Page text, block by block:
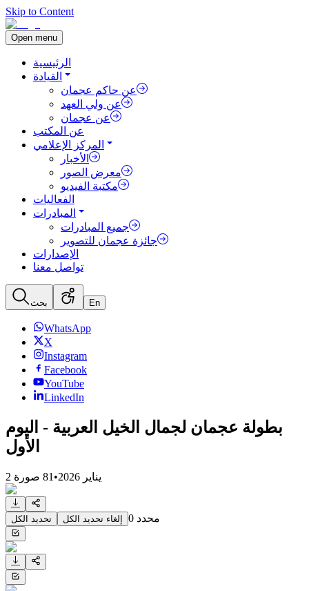
Skip to Content
Open menu
الرئيسية
القيادة
عن حاكم عجمان
عن ولي العهد
عن عجمان
عن المكتب
المركز الإعلامي
الأخبار
معرض الصور
مكتبة الفيديو
الفعاليات
المبادرات
جميع المبادرات
جائزة عجمان للتصوير
الإصدارات
تواصل معنا
بحث En
WhatsApp
X
Instagram
Facebook
YouTube
LinkedIn
بطولة عجمان لجمال الخيل العربية - اليوم
الأول
2 يناير 2026 •
81 صورة
تحديد الكل إلغاء تحديد الكل 0 محدد